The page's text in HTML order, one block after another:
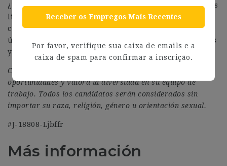
¿Te apasiona la captación de Entidades Públicas y estás
listo para unirte a un equipo comprometido y en
constante crecimiento? ¡Envíanos tu CV ahora mismo y
únete a Conversia! Juntos, alcanzaremos nuevas metas
y consolidaremos nuestro liderazgo en el mercado.
Conversia es un empleador que ofrece igualdad de
oportunidades y valora la diversidad en su equipo de
trabajo. Todos los candidatos serán considerados sin
importar su raza, religión, género u orientación sexual.
#J-18808-Ljbffr
Más información
Receber os Empregos Mais Recentes
Por favor, verifique sua caixa de emails e a
caixa de spam para confirmar a inscrição.